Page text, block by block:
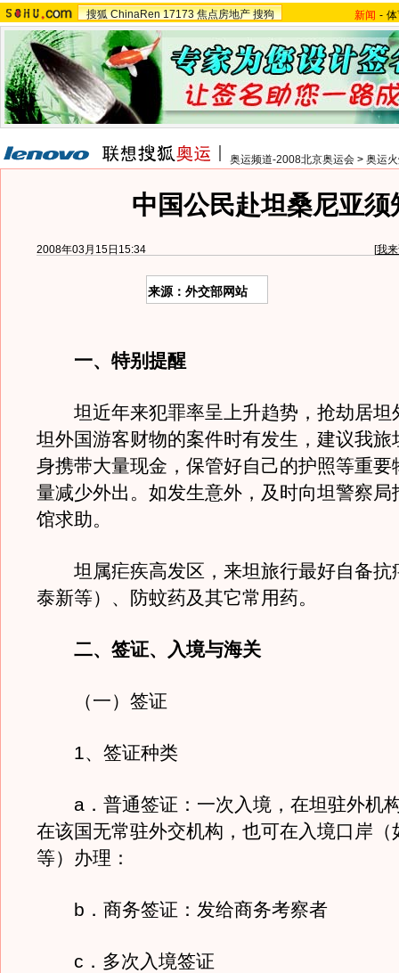
搜狐 ChinaRen 17173 焦点房地产 搜狗 新闻 -
奥运频道-2008北京奥运会 > 奥运
中国公民赴坦桑尼亚须
2008年03月15日15:34 [我
来源：外交部网站
一、特别提醒
坦近年来犯罪率呈上升趋势，抢劫居坦
坦外国游客财物的案件时有发生，建议我旅
身携带大量现金，保管好自己的护照等重要
量减少外出。如发生意外，及时向坦警察局
馆求助。
坦属疟疾高发区，来坦旅行最好自备抗
泰新等）、防蚊药及其它常用药。
二、签证、入境与海关
（一）签证
1、签证种类
a．普通签证：一次入境，在坦驻外机
在该国无常驻外交机构，也可在入境口岸（
等）办理：
b．商务签证：发给商务考察者
c．多次入境签证